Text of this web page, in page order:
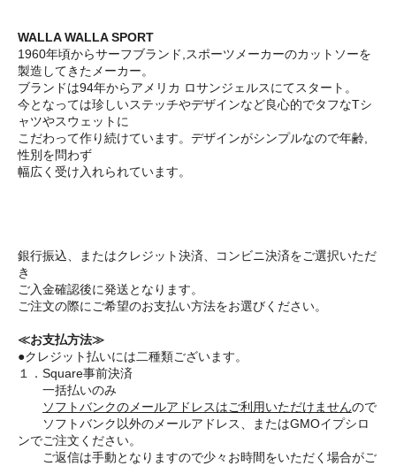
WALLA WALLA SPORT
1960年頃からサーフブランド,スポーツメーカーのカットソーを
製造してきたメーカー。
ブランドは94年からアメリカ ロサンジェルスにてスタート。
今となっては珍しいステッチやデザインなど良心的でタフなTシ
ャツやスウェットに
こだわって作り続けています。デザインがシンプルなので年齢,
性別を問わず
幅広く受け入れられています。
銀行振込、またはクレジット決済、コンビニ決済をご選択いただ
き
ご入金確認後に発送となります。
ご注文の際にご希望のお支払い方法をお選びください。
≪お支払方法≫
●クレジット払いには二種類ございます。
１．Square事前決済
一括払いのみ
ソフトバンクのメールアドレスはご利用いただけませんので
ソフトバンク以外のメールアドレス、またはGMOイプシロ
ンでご注文ください。
ご返信は手動となりますので少々お時間をいただく場合がご